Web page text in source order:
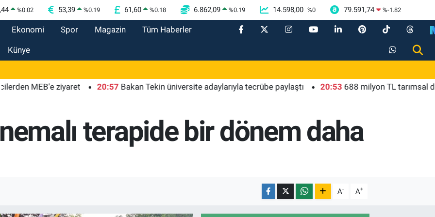
%0.02 53,39 %0.19 61,60 %0.18 6.862,09 %0.19 14.598,00 %0 79.591,74 %-1.82
Ekonomi Spor Magazin Tüm Haberler
Künye
MEB'e ziyaret 20:57 Bakan Tekin üniversite adaylarıyla tecrübe paylaştı 20:53 688 milyon TL tarımsal destek
terapide bir dönem daha
A- A+